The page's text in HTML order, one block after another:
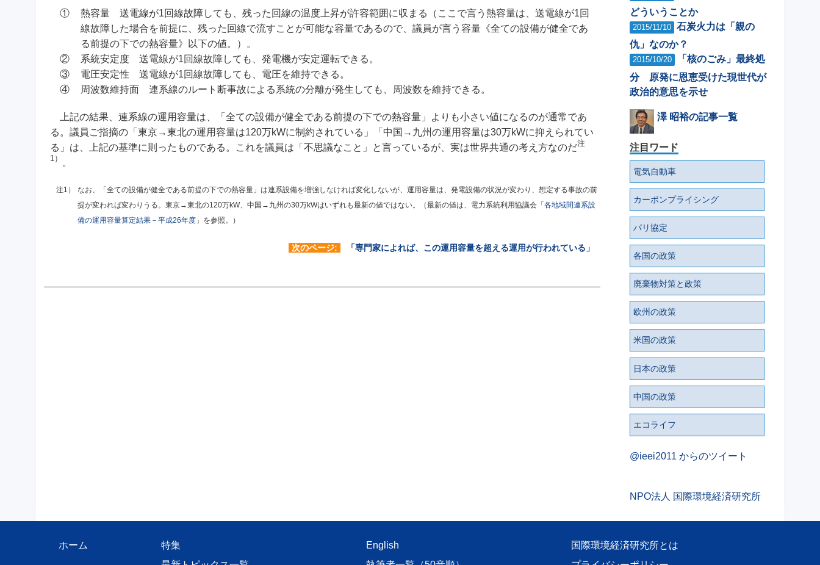
①
熱容量 送電線が1回線故障しても、残った回線の温度上昇が許容範囲に収まる（ここで言う熱容量は、送電線が1回
線故障した場合を前提に、残った回線で流すことが可能な容量であるので、議員が言う容量《全ての設備が健全であ
る前提の下での熱容量》以下の値。）。
②
系統安定度 送電線が1回線故障しても、発電機が安定運転できる。
③
電圧安定性 送電線が1回線故障しても、電圧を維持できる。
④
周波数維持面 連系線のルート断事故による系統の分離が発生しても、周波数を維持できる。
上記の結果、連系線の運用容量は、「全ての設備が健全である前提の下での熱容量」よりも小さい値になるのが通常であ
る。議員ご指摘の「東京→東北の運用容量は120万kWに制約されている」「中国→九州の運用容量は30万kWに抑えられてい
る」は、上記の基準に則ったものである。これを議員は「不思議なこと」と言っているが、実は世界共通の考え方なのだ注
1）
。
注1）
なお、「全ての設備が健全である前提の下での熱容量」は連系設備を増強しなければ変化しないが、運用容量は、発電設備の状況が変わり、想定する事故の前
提が変われば変わりうる。東京→東北の120万kW、中国→九州の30万kWはいずれも最新の値ではない。（最新の値は、電力系統利用協議会「 各地域間連系設
備の運用容量算定結果－平成26年度 」を参照。）
次のページ: 「専門家によれば、この運用容量を超える運用が行われている」
どういうことか
2015/11/10 石炭火力は「親の
仇」なのか？
2015/10/20
「核のごみ」最終処
分 原発に恩恵受けた現世代が
政治的意思を示せ
澤 昭裕の記事一覧
注目ワード
電気自動車
カーボンプライシング
パリ協定
各国の政策
廃棄物対策と政策
欧州の政策
米国の政策
日本の政策
中国の政策
エコライフ
@ieei2011 からのツイート
NPO法人 国際環境経済研究所
ホーム
特集
English
国際環境経済研究所とは